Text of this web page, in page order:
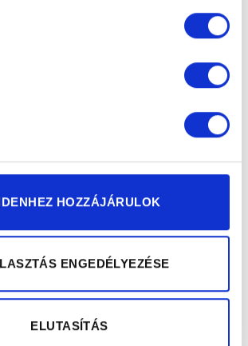
HOZZÁJÁRULOK
ENGEDÉLYEZÉSE
ELUTASÍTÁS
tőlem “Ahogy a mottónk [...]